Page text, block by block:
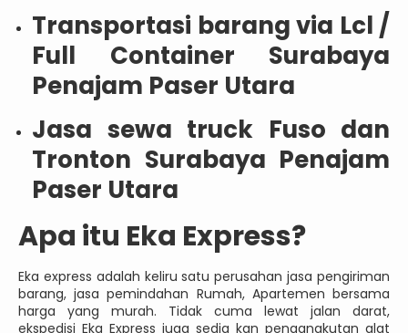
Transportasi barang via Lcl /
Full Container Surabaya
Penajam Paser Utara
Jasa sewa truck Fuso dan
Tronton Surabaya Penajam
Paser Utara
Apa itu Eka Express?
Eka express adalah keliru satu perusahan jasa pengiriman
barang, jasa pemindahan Rumah, Apartemen bersama
harga yang murah. Tidak cuma lewat jalan darat,
ekspedisi Eka Express juga sedia kan pengangkutan alat